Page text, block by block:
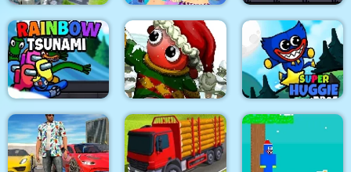
Flying Car Extreme
Simulator
Arabian Princess
Dress Up Game
Space Rush
Rainbow Tsunami
Dibbles 4 A Christmas
Crisis
Super Huggie Bros